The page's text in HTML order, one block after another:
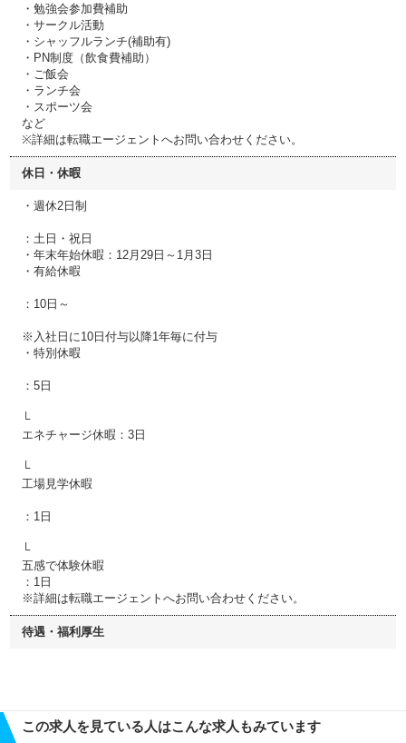
・勉強会参加費補助
・サークル活動
・シャッフルランチ(補助有)
・PN制度（飲食費補助）
・ご飯会
・ランチ会
・スポーツ会
など
※詳細は転職エージェントへお問い合わせください。
休日・休暇
・週休2日制
：土日・祝日
・年末年始休暇：12月29日～1月3日
・有給休暇
：10日～
※入社日に10日付与以降1年毎に付与
・特別休暇
：5日
└
エネチャージ休暇：3日
└
工場見学休暇
：1日
└
五感で体験休暇
：1日
※詳細は転職エージェントへお問い合わせください。
待遇・福利厚生
この求人を見ている人はこんな求人もみています